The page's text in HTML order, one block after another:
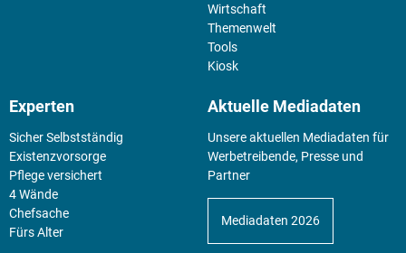
Wirtschaft
Themenwelt
Tools
Kiosk
Experten
Sicher Selbstständig
Existenz­vorsorge
Pflege versichert
4 Wände
Chefsache
Fürs Alter
Aktuelle Mediadaten
Unsere aktuellen Mediadaten für
Werbetreibende, Presse und
Partner
Mediadaten 2026